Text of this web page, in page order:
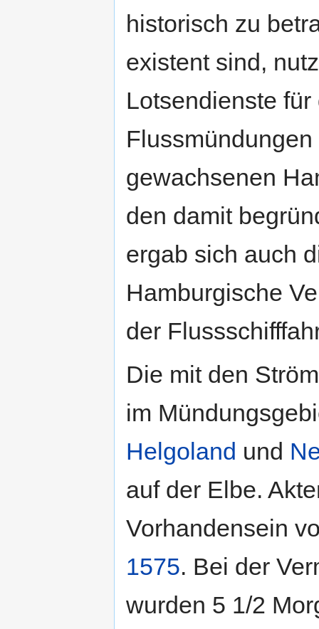
historisch zu
existent sind,
Lotsendienste
gewachsenen
den damit
ergab sich auch
Hamburgische
der
Die mit den
im
Helgoland und
auf der Elbe.
Vorhandensein
1575. Bei der
wurden 5 1/2